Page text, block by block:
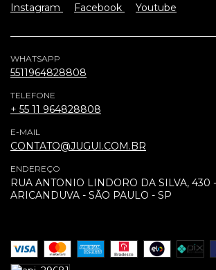
Instagram Facebook Youtube
WHATSAPP
5511964828808
TELEFONE
+ 55 11 964828808
E-MAIL
CONTATO@JUGUI.COM.BR
ENDEREÇO
RUA ANTONIO LINDORO DA SILVA, 430
ARICANDUVA - SÃO PAULO - SP